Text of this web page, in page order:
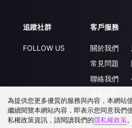
追蹤社群
FOLLOW US
客戶服務
關於我們
常見問題
聯絡我們
為提供您更多優質的服務與內容，本網站
繼續閱覽本網站內容，即表示您同意我們
私權政策資訊，請閱讀我們的隱私權政策。